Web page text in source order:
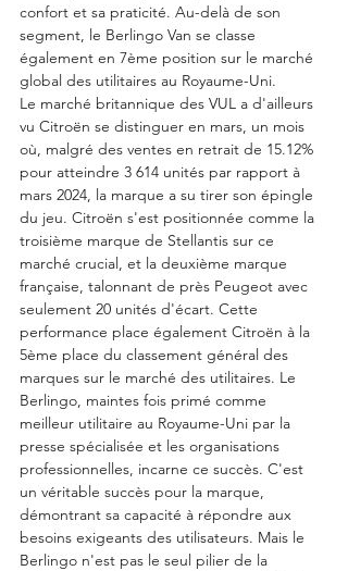
confort et sa praticité. Au-delà de son
segment, le Berlingo Van se classe
également en 7ème position sur le marché
global des utilitaires au Royaume-Uni.
Le marché britannique des VUL a d'ailleurs
vu Citroën se distinguer en mars, un mois
où, malgré des ventes en retrait de 15.12%
pour atteindre 3 614 unités par rapport à
mars 2024, la marque a su tirer son épingle
du jeu. Citroën s'est positionnée comme la
troisième marque de Stellantis sur ce
marché crucial, et la deuxième marque
française, talonnant de près Peugeot avec
seulement 20 unités d'écart. Cette
performance place également Citroën à la
5ème place du classement général des
marques sur le marché des utilitaires. Le
Berlingo, maintes fois primé comme
meilleur utilitaire au Royaume-Uni par la
presse spécialisée et les organisations
professionnelles, incarne ce succès. C'est
un véritable succès pour la marque,
démontrant sa capacité à répondre aux
besoins exigeants des utilisateurs. Mais le
Berlingo n'est pas le seul pilier de la